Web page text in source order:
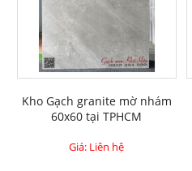
Kho Gạch granite mờ nhám
60x60 tại TPHCM
Giá: Liên hệ